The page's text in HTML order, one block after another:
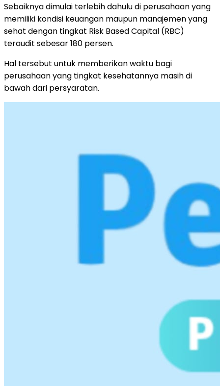
Sebaiknya dimulai terlebih dahulu di perusahaan yang
memiliki kondisi keuangan maupun manajemen yang
sehat dengan tingkat Risk Based Capital (RBC)
teraudit sebesar 180 persen.
Hal tersebut untuk memberikan waktu bagi
perusahaan yang tingkat kesehatannya masih di
bawah dari persyaratan.